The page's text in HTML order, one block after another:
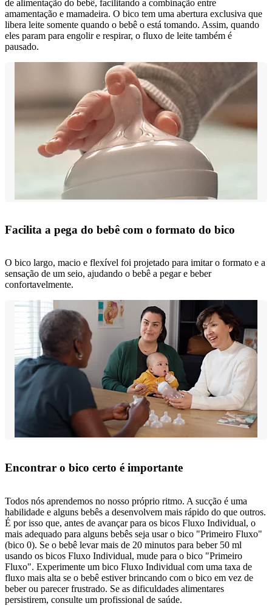
de alimentação do bebê, facilitando a combinação entre
amamentação e mamadeira. O bico tem uma abertura exclusiva que
libera leite somente quando o bebê o está tomando. Assim, quando
eles param para engolir e respirar, o fluxo de leite também é
pausado.
Facilita a pega do bebê com o formato do bico
O bico largo, macio e flexível foi projetado para imitar o formato e a
sensação de um seio, ajudando o bebê a pegar e beber
confortavelmente.
Encontrar o bico certo é importante
Todos nós aprendemos no nosso próprio ritmo. A sucção é uma
habilidade e alguns bebês a desenvolvem mais rápido do que outros.
É por isso que, antes de avançar para os bicos Fluxo Individual, o
mais adequado para alguns bebês seja usar o bico "Primeiro Fluxo"
(bico 0). Se o bebê levar mais de 20 minutos para beber 50 ml
usando os bicos Fluxo Individual, mude para o bico "Primeiro
Fluxo". Experimente um bico Fluxo Individual com uma taxa de
fluxo mais alta se o bebê estiver brincando com o bico em vez de
beber ou parecer frustrado. Se as dificuldades alimentares
persistirem, consulte um profissional de saúde.